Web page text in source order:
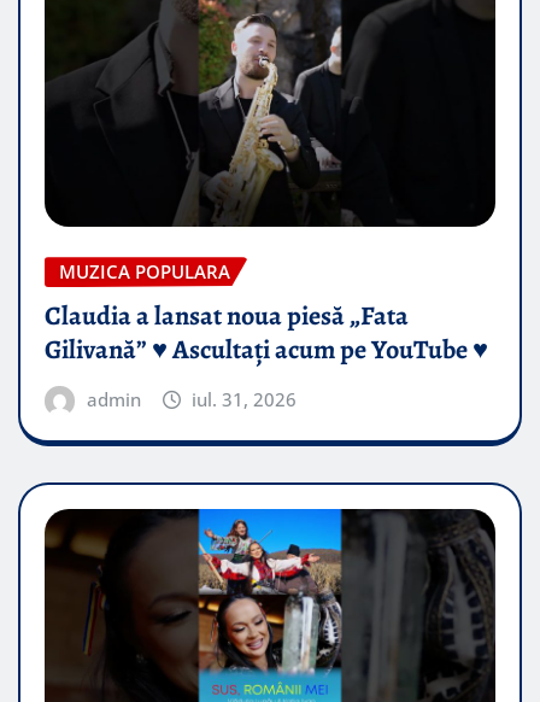
MUZICA POPULARA
Claudia a lansat noua piesă „Fata
Gilivană” ♥️ Ascultați acum pe YouTube ♥️
admin iul. 31, 2026